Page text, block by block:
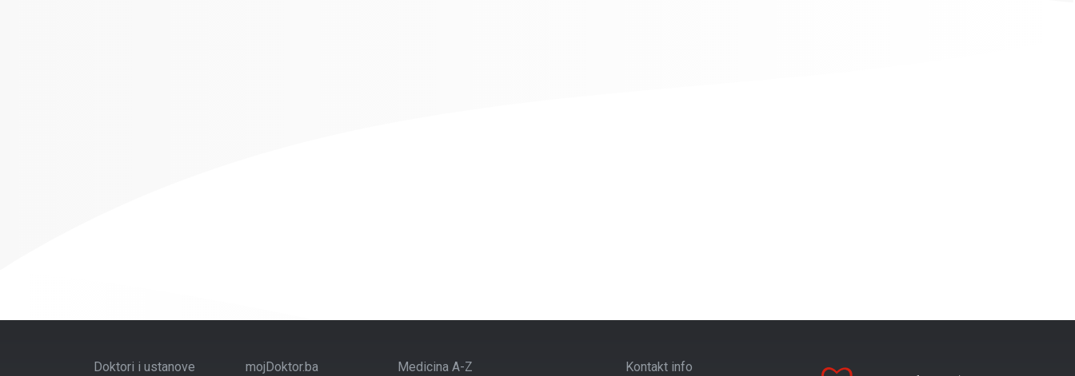
Doktori i ustanove mojDoktor.ba Medicina A-Z Kontakt info